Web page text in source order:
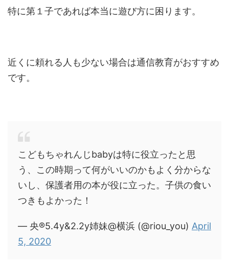
特に第１子であれば本当に遊び方に困ります。
近くに頼れる人も少ない場合は通信教育がおすすめ
です。
こどもちゃれんじbabyは特に役立ったと思
う、この時期って何がいいのかもよく分からな
いし、保護者用の本が役に立った。子供の食い
つきもよかった！
— 央®︎5.4y&2.2y姉妹@横浜 (@riou_you) April
5, 2020